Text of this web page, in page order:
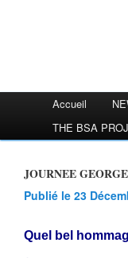
Accueil
THE BSA
JOURNEE
Publié le 23
Quel bel